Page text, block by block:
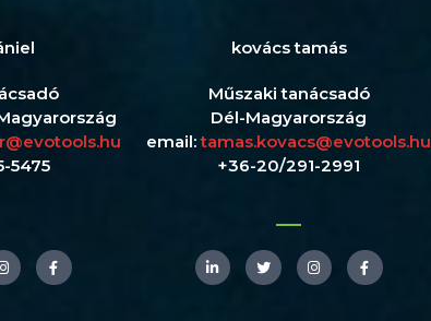
5475
I
n
s
F
a
c
kovács tamás
Műszaki tanácsadó
Dél-Magyarország
email:tamas.kovacs@evotools.hu
+36-20/291-2991
L
i
n
T
w
i
I
n
s
F
a
c